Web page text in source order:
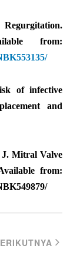
from:
of infective
and
Mitral Valve
from: